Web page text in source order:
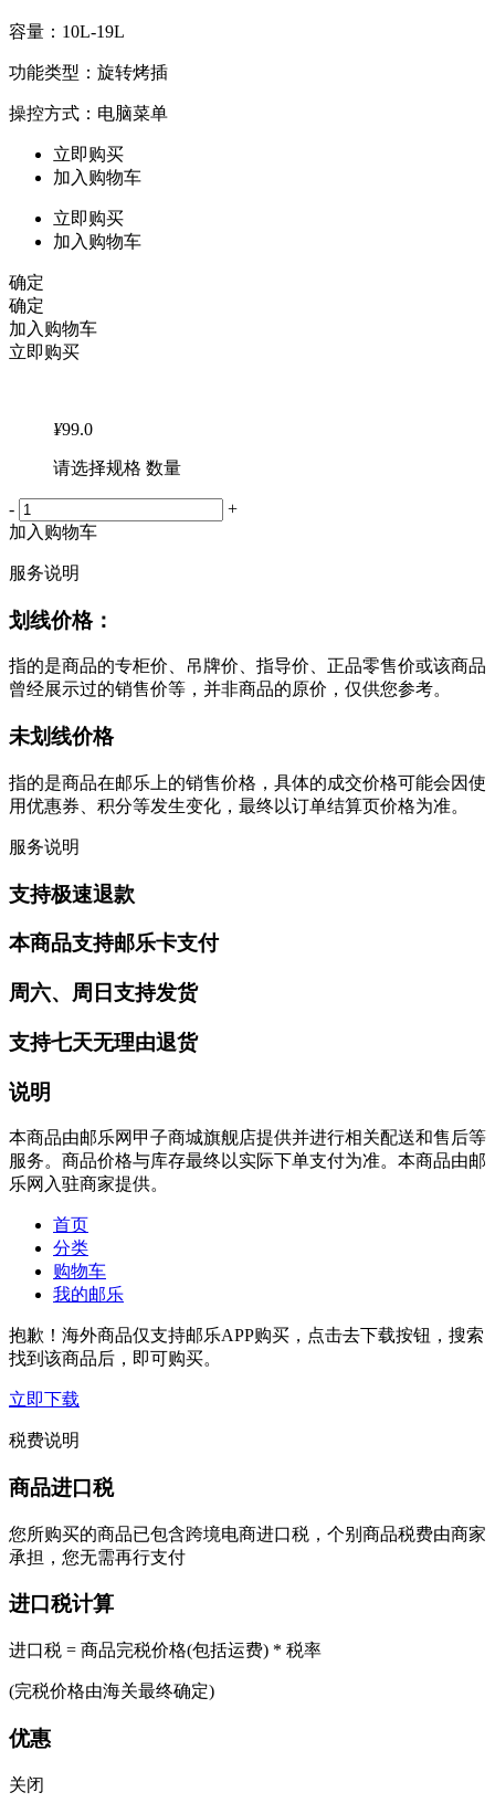
容量：10L-19L
功能类型：旋转烤插
操控方式：电脑菜单
立即购买
加入购物车
立即购买
加入购物车
确定
确定
加入购物车
立即购买
¥99.0
请选择规格 数量
-
+
加入购物车
服务说明
划线价格：
指的是商品的专柜价、吊牌价、指导价、正品零售价或该商品
曾经展示过的销售价等，并非商品的原价，仅供您参考。
未划线价格
指的是商品在邮乐上的销售价格，具体的成交价格可能会因使
用优惠券、积分等发生变化，最终以订单结算页价格为准。
服务说明
支持极速退款
本商品支持邮乐卡支付
周六、周日支持发货
支持七天无理由退货
说明
本商品由邮乐网甲子商城旗舰店提供并进行相关配送和售后等
服务。商品价格与库存最终以实际下单支付为准。本商品由邮
乐网入驻商家提供。
首页
分类
购物车
我的邮乐
抱歉！海外商品仅支持邮乐APP购买，点击去下载按钮，搜索
找到该商品后，即可购买。
立即下载
税费说明
商品进口税
您所购买的商品已包含跨境电商进口税，个别商品税费由商家
承担，您无需再行支付
进口税计算
进口税 = 商品完税价格(包括运费) * 税率
(完税价格由海关最终确定)
优惠
关闭